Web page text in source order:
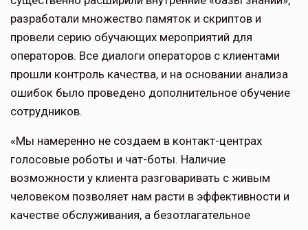
разработали множество памяток и скриптов и
провели серию обучающих мероприятий для
операторов. Все диалоги операторов с клиентами
прошли контроль качества, и на основании анализа
ошибок было проведено дополнительное обучение
сотрудников.
«Мы намеренно не создаем в контакт-центрах
голосовые роботы и чат-боты. Наличие
возможности у клиента разговаривать с живым
человеком позволяет нам расти в эффективности и
качестве обслуживания, а безотлагательное